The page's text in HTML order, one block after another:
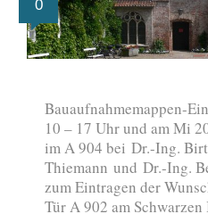
0
Bauaufnahmemappen-
10 – 17 Uhr und am Mi
im A 904 bei Dr.-Ing.
Thiemann und Dr.-Ing.
zum Eintragen der
Tür A 902 am